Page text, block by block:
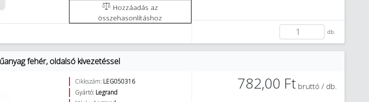
összehasonlításhoz
db.
fehér, oldalsó kivezetéssel
Cikkszám: LEG050316
Gyártó: Legrand
782,00 Ft bruttó / db.